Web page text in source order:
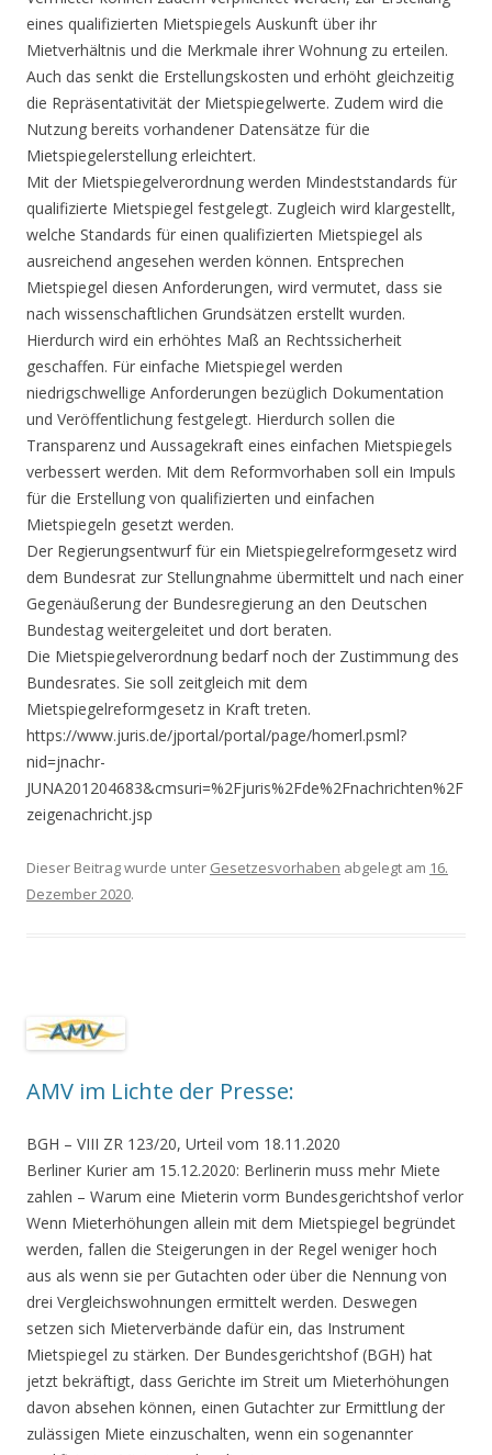
eines qualifizierten Mietspiegels Auskunft über ihr
Mietverhältnis und die Merkmale ihrer Wohnung zu erteilen.
Auch das senkt die Erstellungskosten und erhöht gleichzeitig
die Repräsentativität der Mietspiegelwerte. Zudem wird die
Nutzung bereits vorhandener Datensätze für die
Mietspiegelerstellung erleichtert.
Mit der Mietspiegelverordnung werden Mindeststandards für
qualifizierte Mietspiegel festgelegt. Zugleich wird klargestellt,
welche Standards für einen qualifizierten Mietspiegel als
ausreichend angesehen werden können. Entsprechen
Mietspiegel diesen Anforderungen, wird vermutet, dass sie
nach wissenschaftlichen Grundsätzen erstellt wurden.
Hierdurch wird ein erhöhtes Maß an Rechtssicherheit
geschaffen. Für einfache Mietspiegel werden
niedrigschwellige Anforderungen bezüglich Dokumentation
und Veröffentlichung festgelegt. Hierdurch sollen die
Transparenz und Aussagekraft eines einfachen Mietspiegels
verbessert werden. Mit dem Reformvorhaben soll ein Impuls
für die Erstellung von qualifizierten und einfachen
Mietspiegeln gesetzt werden.
Der Regierungsentwurf für ein Mietspiegelreformgesetz wird
dem Bundesrat zur Stellungnahme übermittelt und nach einer
Gegenäußerung der Bundesregierung an den Deutschen
Bundestag weitergeleitet und dort beraten.
Die Mietspiegelverordnung bedarf noch der Zustimmung des
Bundesrates. Sie soll zeitgleich mit dem
Mietspiegelreformgesetz in Kraft treten.
https://www.juris.de/jportal/portal/page/homerl.psml?
nid=jnachr-
JUNA201204683&cmsuri=%2Fjuris%2Fde%2Fnachrichten%2F
zeigenachricht.jsp
Dieser Beitrag wurde unter Gesetzesvorhaben abgelegt am 16.
Dezember 2020.
AMV im Lichte der Presse:
BGH – VIII ZR 123/20, Urteil vom 18.11.2020
Berliner Kurier am 15.12.2020: Berlinerin muss mehr Miete
zahlen – Warum eine Mieterin vorm Bundesgerichtshof verlor
Wenn Mieterhöhungen allein mit dem Mietspiegel begründet
werden, fallen die Steigerungen in der Regel weniger hoch
aus als wenn sie per Gutachten oder über die Nennung von
drei Vergleichswohnungen ermittelt werden. Deswegen
setzen sich Mieterverbände dafür ein, das Instrument
Mietspiegel zu stärken. Der Bundesgerichtshof (BGH) hat
jetzt bekräftigt, dass Gerichte im Streit um Mieterhöhungen
davon absehen können, einen Gutachter zur Ermittlung der
zulässigen Miete einzuschalten, wenn ein sogenannter